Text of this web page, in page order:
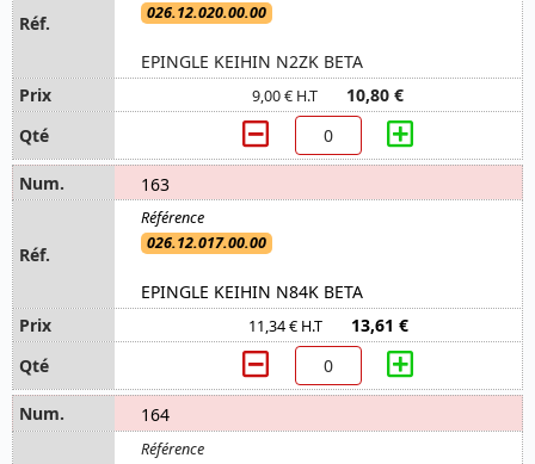
026.12.020.00.00
EPINGLE KEIHIN N2ZK BETA
9,00 € H.T 10,80 €
163
026.12.017.00.00
EPINGLE KEIHIN N84K BETA
11,34 € H.T 13,61 €
164